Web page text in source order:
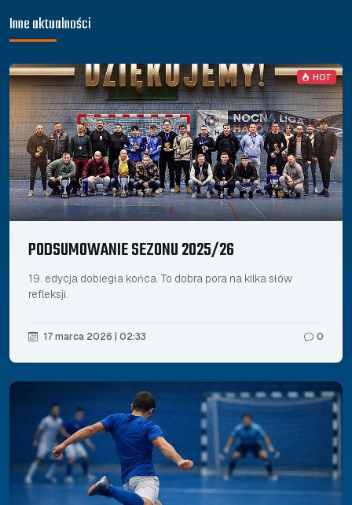
Inne aktualności
HOT
PODSUMOWANIE SEZONU 2025/26
19. edycja dobiegła końca. To dobra pora na kilka słów
refleksji.
17 marca 2026 | 02:33 0